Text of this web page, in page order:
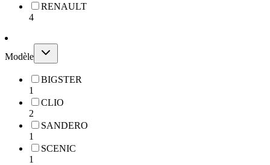
RENAULT
4
Modèle
BIGSTER
1
CLIO
2
SANDERO
1
SCENIC
1